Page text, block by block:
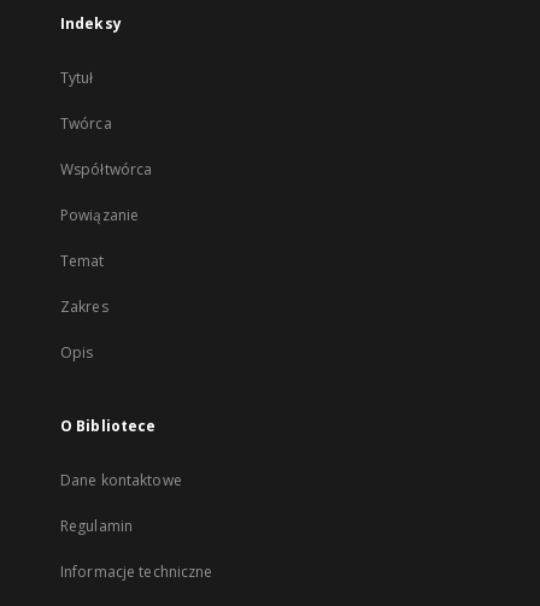
Indeksy
Tytuł
Twórca
Współtwórca
Powiązanie
Temat
Zakres
Opis
O Bibliotece
Dane kontaktowe
Regulamin
Informacje techniczne